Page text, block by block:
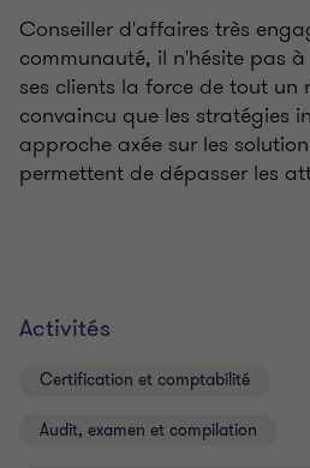
Conseiller d'affaires très
communauté, il n'hésite pas
ses clients la force de tout un
convaincu que les stratégies
approche axée sur les
permettent de dépasser les
Activités
Certification et comptabilité
Audit, examen et compilation